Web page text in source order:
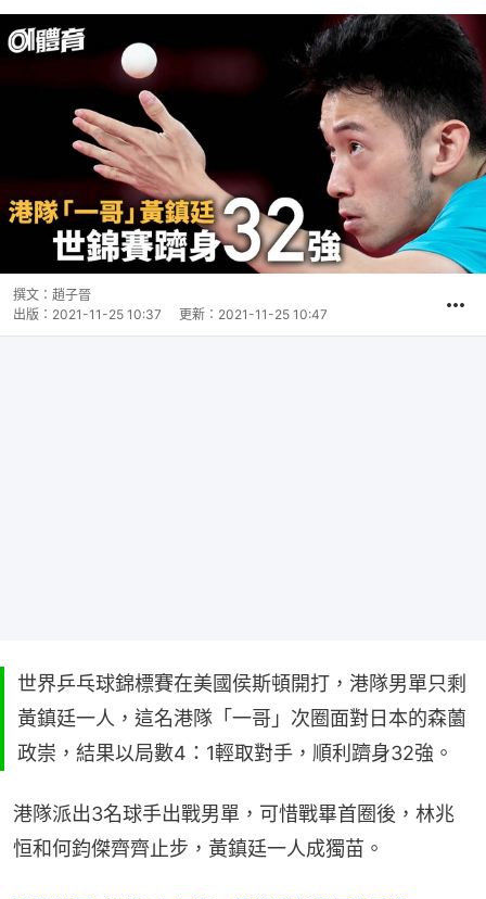
撰文： 趙子晉
出版： 2021-11-25 10:37 更新： 2021-11-25 10:47
世界乒乓球錦標賽在美國侯斯頓開打，港隊男單只剩
黃鎮廷一人，這名港隊「一哥」次圈面對日本的森薗
政崇，結果以局數4：1輕取對手，順利躋身32強。
港隊派出3名球手出戰男單，可惜戰畢首圈後，林兆
恒和何鈞傑齊齊止步，黃鎮廷一人成獨苗。